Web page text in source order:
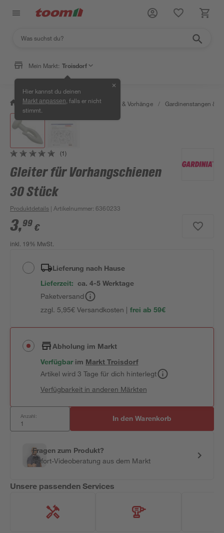
Mein Markt: Troisdorf
Hier kannst du deinen
Markt anpassen , falls er nicht
stimmt.
✕
/ Wohnen & Haushalt / Gardinen & Vorhänge / Gardinenstangen &
(1)
Gleiter für Vorhangschienen
30 Stück
Produktdetails | Artikelnummer:6360233
3,99 €
inkl. 19% MwSt.
Lieferung nach Hause
Lieferzeit: ca. 4-5 Werktage
Paketversand
zzgl. 5,95€ Versandkosten | frei ab 59€
Abholung im Markt
Verfügbar im MarktTroisdorf
Artikel wird 3 Tage für dich hinterlegt
Verfügbarkeit in anderen Märkten
Anzahl: In den Warenkorb
Fragen zum Produkt?
Sofort-Videoberatung aus dem Markt
Unsere passenden Services